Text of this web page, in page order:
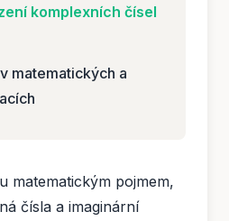
komplexních čísel
matematických a
matematickým pojmem,
čísla a imaginární